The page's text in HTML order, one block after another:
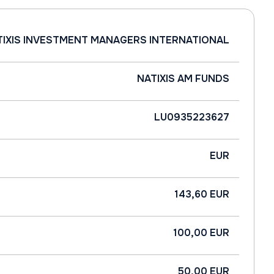
INVESTMENT MANAGERS INTERNATIONAL
NATIXIS AM FUNDS
LU0935223627
EUR
143,60 EUR
100,00 EUR
50,00 EUR